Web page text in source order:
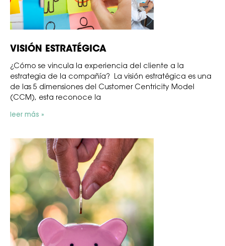
VISIÓN ESTRATÉGICA
¿Cómo se vincula la experiencia del cliente a la
estrategia de la compañía? La visión estratégica es una
de las 5 dimensiones del Customer Centricity Model
(CCM), esta reconoce la
leer más »